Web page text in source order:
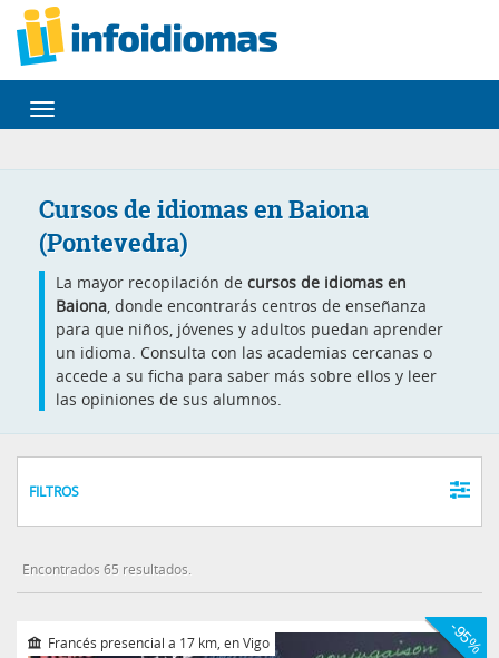
Desplegar
navegación
Cursos de idiomas en Baiona
(Pontevedra)
La mayor recopilación de cursos de idiomas en
Baiona, donde encontrarás centros de enseñanza
para que niños, jóvenes y adultos puedan aprender
un idioma. Consulta con las academias cercanas o
accede a su ficha para saber más sobre ellos y leer
las opiniones de sus alumnos.
FILTROS
Encontrados 65 resultados.
Francés presencial a 17 km, en Vigo -95%